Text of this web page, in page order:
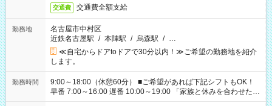
交通費 交通費全額支給
勤務地
名古屋市中村区
近鉄名古屋駅 / 本陣駅 / 烏森駅 / …
≪自宅からドアtoドアで30分以内！≫ご希望の勤務地を紹介
します。
勤務時間
9:00～18:00（休憩60分） ■ご希望があれば下記シフトもOK！
早番 7:00～16:00 遅番 10:00～19:00 「家族と休みを合わせた
い」 「余裕を持って夕飯の準備がしたい」 「できれば残業はし